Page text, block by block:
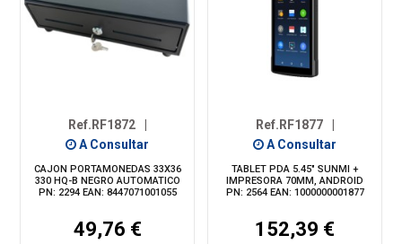
Ref.RF1872
A Consultar
CAJON PORTAMONEDAS 33X36
330 HQ-B NEGRO AUTOMATICO
PN: 2294 EAN: 8447071001055
49,76 €
Ref.RF1877
A Consultar
TABLET PDA 5.45" SUNMI +
IMPRESORA 70MM, ANDROID
PN: 2564 EAN: 1000000001877
152,39 €